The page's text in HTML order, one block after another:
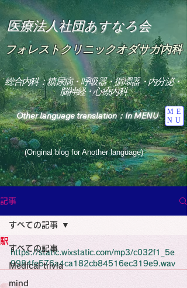
医療法人社団あすなろ会
フォレストクリニックオダサガ内科
Other language translation：In MENU
ME
NU
総合内科：糖尿病・呼吸器・循環器・内分泌・
脳神経・心療内科
(Original blog for Another language)
Heavens: Beyond the Universe: The World
the God of Light Resides"
尿病
経内科専門医
尿病
Wide Blog
性診療
Religion
記事
すべての記事
Medical trivia
mind
すべての記事
駅
https://static.wixstatic.com/mp3/c032f1_5e
9984fe576a4ca182cb84516ec319e9.wav